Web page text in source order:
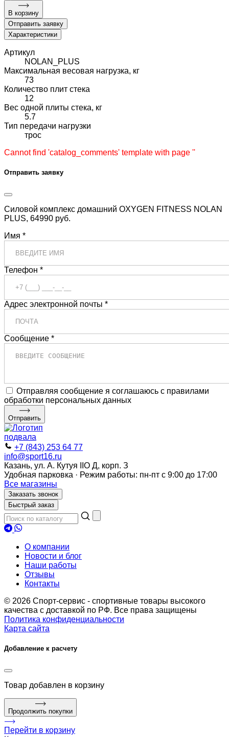
В корзину
Отправить заявку
Характеристики
Артикул
NOLAN_PLUS
Максимальная весовая нагрузка, кг
73
Количество плит стека
12
Вес одной плиты стека, кг
5.7
Тип передачи нагрузки
трос
Cannot find 'catalog_comments' template with page ''
Отправить заявку
Силовой комплекс домашний OXYGEN FITNESS NOLAN
PLUS, 64990 руб.
Имя *
Телефон *
Адрес электронной почты *
Сообщение *
Отправляя сообщение я соглашаюсь с правилами
обработки персональных данных
Отправить
+7 (843) 253 64 77
info@sport16.ru
Казань, ул. А. Кутуя IIO Д, корп. З
Удобная парковка · Режим работы: пн-пт с 9:00 до 17:00
Все магазины
Заказать звонок
Быстрый заказ
О компании
Новости и блог
Наши работы
Отзывы
Контакты
© 2026 Спорт-сервис - спортивные товары высокого
качества с доставкой по РФ. Все права защищены
Политика конфиденциальности
Карта сайта
Добавление к расчету
Товар добавлен в корзину
Продолжить покупки
Перейти в корзину